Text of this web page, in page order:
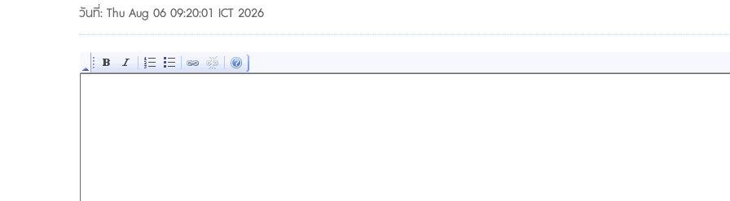
วันที่: Thu Aug 06 09:20:01 ICT 2026